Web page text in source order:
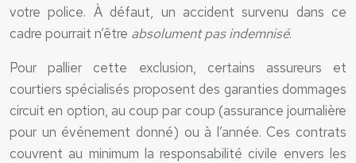
votre police. À défaut, un accident survenu dans ce
cadre pourrait n’être absolument pas indemnisé.
Pour pallier cette exclusion, certains assureurs et
courtiers spécialisés proposent des garanties dommages
circuit en option, au coup par coup (assurance journalière
pour un événement donné) ou à l’année. Ces contrats
couvrent au minimum la responsabilité civile envers les